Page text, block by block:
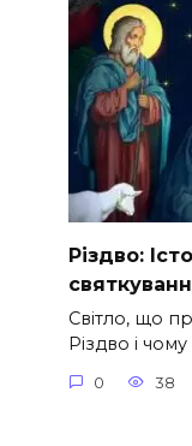
Різдво:
Світло, що
Різдво і чому
0 38